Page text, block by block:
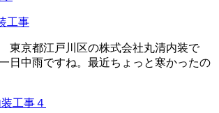
工事
東京都江戸川区の株式会社丸清内装で
日中雨ですね。最近ちょっと寒かったの